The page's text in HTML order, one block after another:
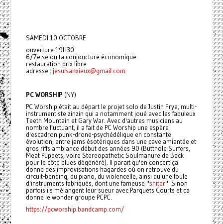
SAMEDI 10 OCTOBRE
ouverture 19H30
6/7e selon ta conjoncture économique
restauration prix libre
adresse : jesuisanxieux@gmail.com
PC WORSHIP (NY)
PC Worship était au départ le projet solo de Justin Frye, multi-
instrumentiste zinzin qui a notamment joué avec les fabuleux
Teeth Mountain et Gary War. Avec d'autres musiciens au
nombre fluctuant, il a fait de PC Worship une espère
d'escadron punk-drone-psychédélique en constante
évolution, entre jams ésotériques dans une cave amiantée et
gros riffs ambiance début des années 90 (Butthole Surfers,
Meat Puppets, voire Stereopathetic Soulmanure de Beck
pour le côté blues dégénéré). Il parait qu'en concert ça
donne des improvisations hagardes où on retrouve du
circuit-bending, du piano, du violencelle, ainsi qu'une foule
d'instruments fabriqués, dont une fameuse "shitar". Sinon
parfois ils mélangent leur sueur avec Parquets Courts et ça
donne le wonder groupe PCPC.
https://pcworship.bandcamp.com/